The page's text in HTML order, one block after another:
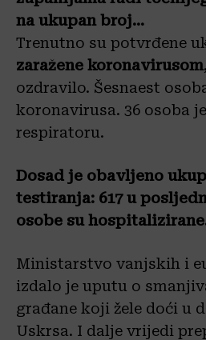
na ukupan broj…
Trenutno su potvrđene
zaražene koronavirusom
ozdravilo. Šesnaest
koronavirusa. 36 osoba
respiratoru.
Dosad je obavljeno
testiranja: 617 u
osobe su
Ministarstvo vanjskih i
izdalo je uputu o
građane koji žele doći u
Uskrsa. I dalje vrijedi